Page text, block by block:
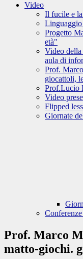
Video
Il fucile e
Linguaggio
Progetto
età"
Video della
aula di
Prof.
giocattoli,
Prof.Lucio
Video
Flipped
Giornate
Prof. Marco
matto-giochi.